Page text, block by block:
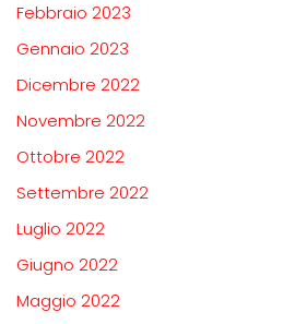
Febbraio 2023
Gennaio 2023
Dicembre 2022
Novembre 2022
Ottobre 2022
Settembre 2022
Luglio 2022
Giugno 2022
Maggio 2022